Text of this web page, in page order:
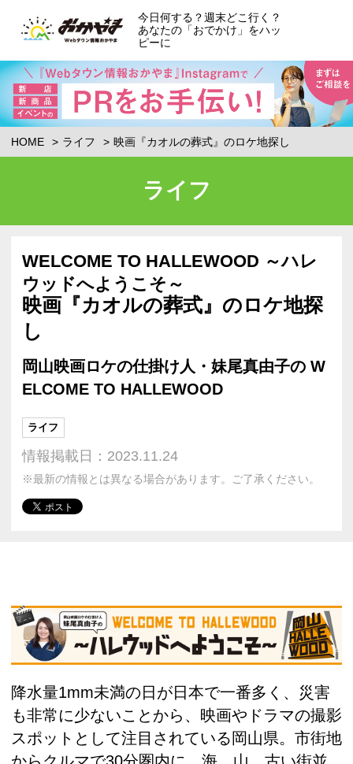
今日何する？週末どこ行く？
あなたの「おでかけ」をハッ
ピーに
HOME ライフ 映画『カオルの葬式』のロケ地探し
ライフ
WELCOME TO HALLEWOOD ～ハレ
ウッドへようこそ～
映画『カオルの葬式』のロケ地探
し
岡山映画ロケの仕掛け人・妹尾真由子の W
ELCOME TO HALLEWOOD
ライフ
情報掲載日：2023.11.24
※最新の情報とは異なる場合があります。ご了承ください。
降水量1mm未満の日が日本で一番多く、災害
も非常に少ないことから、映画やドラマの撮影
スポットとして注目されている岡山県。市街地